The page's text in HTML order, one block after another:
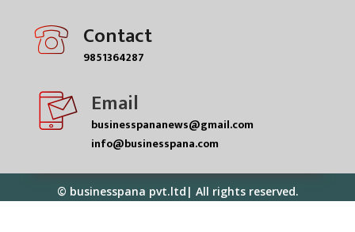
Contact
9851364287
Email
businesspananews@gmail.com
info@businesspana.com
© businesspana pvt.ltd| All rights reserved.